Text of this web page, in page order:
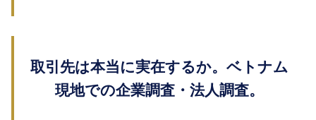
取引先は本当に実在するか。ベトナム
現地での企業調査・法人調査。